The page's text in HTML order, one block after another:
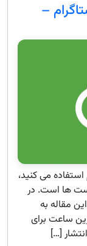
–
استفاده می کنید،
پست ها است. در
مقاله به
ساعت برای
[…]